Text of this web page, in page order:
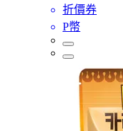
折價券
P幣